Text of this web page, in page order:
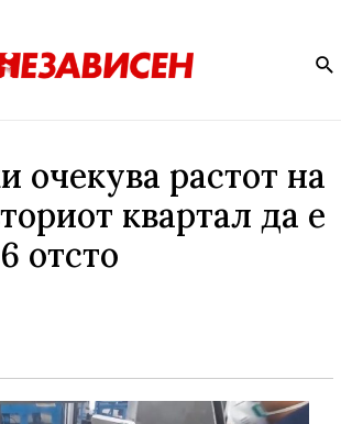
очекува растот на
квартал да е
отсто